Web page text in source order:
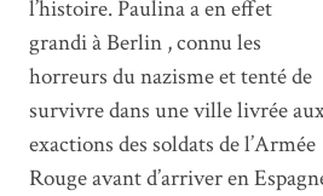
l’histoire. Paulina a en effet
grandi à Berlin , connu les
horreurs du nazisme et tenté de
survivre dans une ville livrée
exactions des soldats de l’Armée
Rouge avant d’arriver en